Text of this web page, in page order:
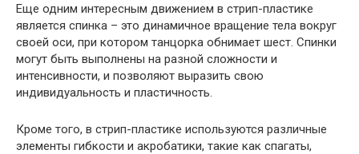
Еще одним интересным движением в стрип-пластике
является спинка – это динамичное вращение тела вокруг
своей оси, при котором танцорка обнимает шест. Спинки
могут быть выполнены на разной сложности и
интенсивности, и позволяют выразить свою
индивидуальность и пластичность.
Кроме того, в стрип-пластике используются различные
элементы гибкости и акробатики, такие как спагаты,